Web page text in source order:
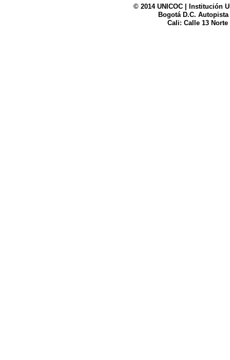
© 2014 UNICOC | Institución
Bogotá D.C. Autopista
Cali: Calle 13 Norte